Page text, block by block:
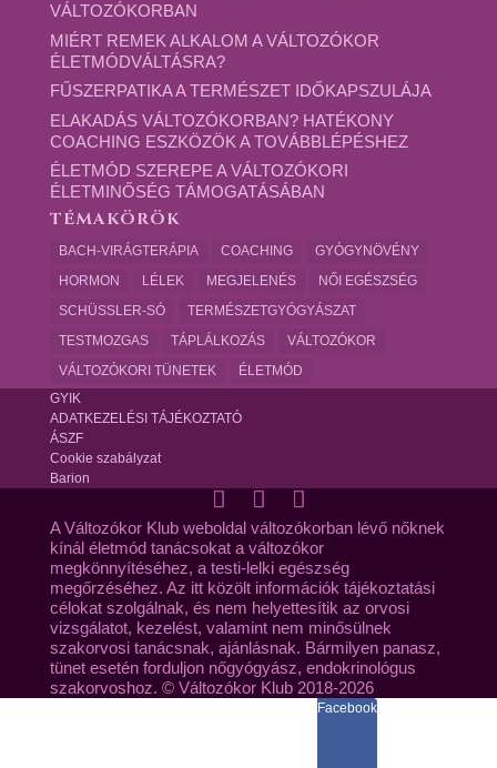
VÁLTOZÓKORBAN
MIÉRT REMEK ALKALOM A VÁLTOZÓKOR
ÉLETMÓDVÁLTÁSRA?
FŰSZERPATIKA A TERMÉSZET IDŐKAPSZULÁJA
ELAKADÁS VÁLTOZÓKORBAN? HATÉKONY
COACHING ESZKÖZÖK A TOVÁBBLÉPÉSHEZ
ÉLETMÓD SZEREPE A VÁLTOZÓKORI
ÉLETMINŐSÉG TÁMOGATÁSÁBAN
TÉMAKÖRÖK
BACH-VIRÁGTERÁPIA COACHING
GYÓGYNÖVÉNY
HORMON
LÉLEK MEGJELENÉS
NŐI EGÉSZSÉG
SCHÜSSLER-SÓ
TERMÉSZETGYÓGYÁSZAT
TESTMOZGAS
TÁPLÁLKOZÁS
VÁLTOZÓKOR
VÁLTOZÓKORI TÜNETEK
ÉLETMÓD
GYIK
ADATKEZELÉSI TÁJÉKOZTATÓ
ÁSZF
Cookie szabályzat
Barion
A Változókor Klub weboldal változókorban lévő nőknek
kínál életmód tanácsokat a változókor
megkönnyítéséhez, a testi-lelki egészség
megőrzéséhez. Az itt közölt információk tájékoztatási
célokat szolgálnak, és nem helyettesítik az orvosi
vizsgálatot, kezelést, valamint nem minősülnek
szakorvosi tanácsnak, ajánlásnak. Bármilyen panasz,
tünet esetén forduljon nőgyógyász, endokrinológus
szakorvoshoz. © Változókor Klub 2018-2026
Facebook